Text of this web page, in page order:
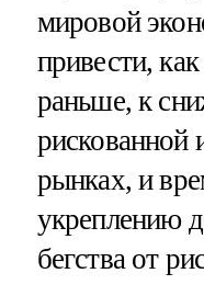
мировой
привести,
раньше, к
рискованной
рынках, и
укреплению
бегства от